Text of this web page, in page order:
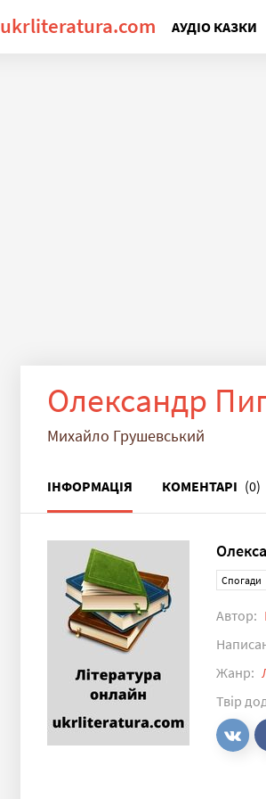
ukrliteratura.com АУДІО КАЗКИ
Олександр
Михайло Грушевський
ІНФОРМАЦІЯ КОМЕНТАРІ (0)
Спогади
Автор:
Жанр:
Твір